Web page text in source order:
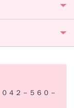
４２－５６０－